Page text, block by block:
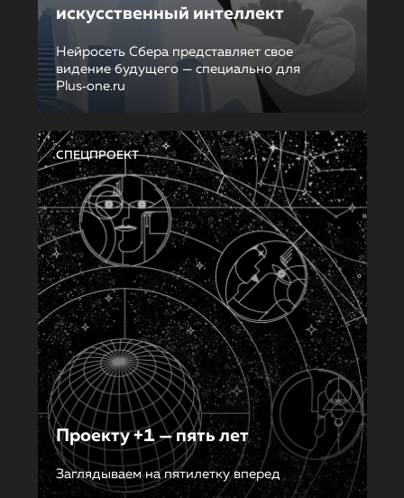
искусственный интеллект
Нейросеть Сбера представляет свое
видение будущего — специально для
Plus‑one.ru
СПЕЦПРОЕКТ
Проекту +1 — пять лет
Заглядываем на пятилетку вперед